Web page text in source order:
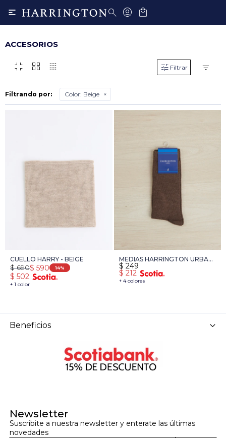

ACCESORIOS
fullscreen_exit grid_view transition_dissolve
Filtrando por: Color: Beige
CUELLO HARRY - BEIGE
+ 1 color
$ 590
$ 690 14
$ 502
MEDIAS HARRINGTON URBAN
- BEIGE MELANGE
+ 4 colores
$ 249
$ 212
Newsletter
Suscribite a nuestra newsletter y enterate las últimas
novedades
Beneficios